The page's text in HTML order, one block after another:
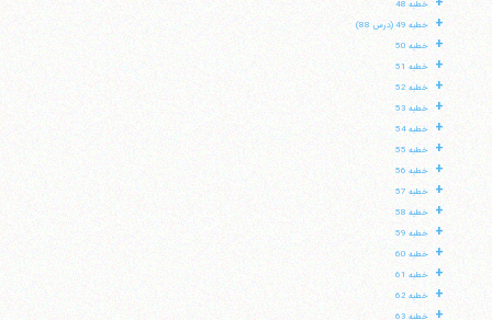
خطبه 48
+ خطبه 49 (درس 88)
+ خطبه 50
+ خطبه 51
+ خطبه 52
+ خطبه 53
+ خطبه 54
+ خطبه 55
+ خطبه 56
+ خطبه 57
+ خطبه 58
+ خطبه 59
+ خطبه 60
+ خطبه 61
+ خطبه 62
+ خطبه 63